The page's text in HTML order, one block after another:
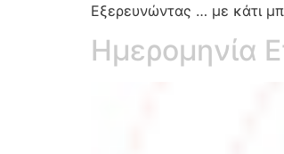
Εξερευνώντας … με κάτι
Ημερομηνία